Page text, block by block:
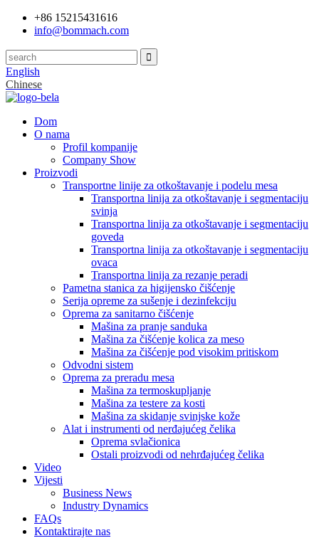
+86 15215431616
info@bommach.com
English
Chinese
Dom
O nama
Profil kompanije
Company Show
Proizvodi
Transportne linije za otkoštavanje i podelu mesa
Transportna linija za otkoštavanje i segmentaciju
svinja
Transportna linija za otkoštavanje i segmentaciju
goveda
Transportna linija za otkoštavanje i segmentaciju
ovaca
Transportna linija za rezanje peradi
Pametna stanica za higijensko čišćenje
Serija opreme za sušenje i dezinfekciju
Oprema za sanitarno čišćenje
Mašina za pranje sanduka
Mašina za čišćenje kolica za meso
Mašina za čišćenje pod visokim pritiskom
Odvodni sistem
Oprema za preradu mesa
Mašina za termoskupljanje
Mašina za testere za kosti
Mašina za skidanje svinjske kože
Alat i instrumenti od nerđajućeg čelika
Oprema svlačionica
Ostali proizvodi od nehrđajućeg čelika
Video
Vijesti
Business News
Industry Dynamics
FAQs
Kontaktirajte nas